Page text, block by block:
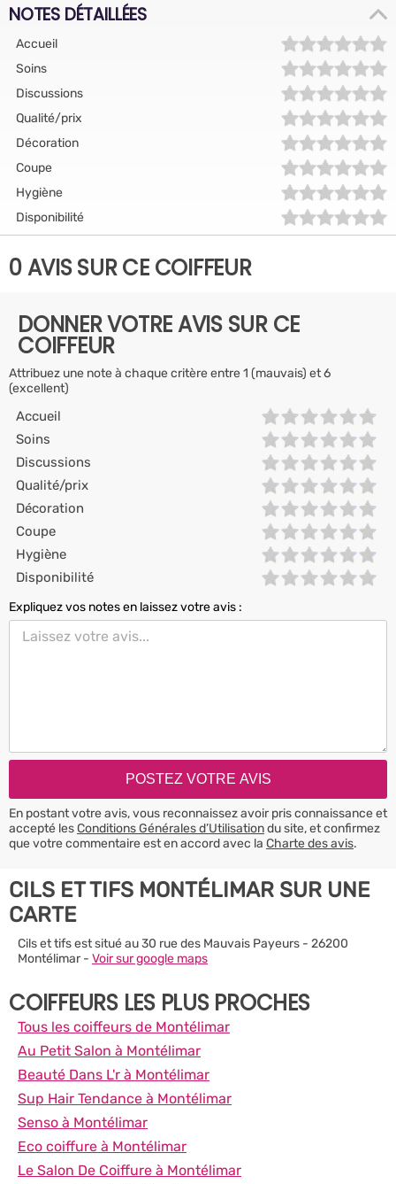
NOTES DÉTAILLÉES
Accueil
Soins
Discussions
Qualité/prix
Décoration
Coupe
Hygiène
Disponibilité
0 AVIS SUR CE COIFFEUR
DONNER VOTRE AVIS SUR CE
COIFFEUR
Attribuez une note à chaque critère entre 1 (mauvais) et 6
(excellent)
Accueil
Soins
Discussions
Qualité/prix
Décoration
Coupe
Hygiène
Disponibilité
Expliquez vos notes en laissez votre avis :
En postant votre avis, vous reconnaissez avoir pris connaissance et
accepté lesConditions Générales d’Utilisationdu site, et confirmez
que votre commentaire est en accord avec la Charte des avis.
CILS ET TIFS MONTÉLIMAR SUR UNE
CARTE
Cils et tifs est situé au 30 rue des Mauvais Payeurs - 26200
Montélimar - Voir sur google maps
COIFFEURS LES PLUS PROCHES
Tous les coiffeurs de Montélimar
Au Petit Salon à Montélimar
Beauté Dans L'r à Montélimar
Sup Hair Tendance à Montélimar
Senso à Montélimar
Eco coiffure à Montélimar
Le Salon De Coiffure à Montélimar